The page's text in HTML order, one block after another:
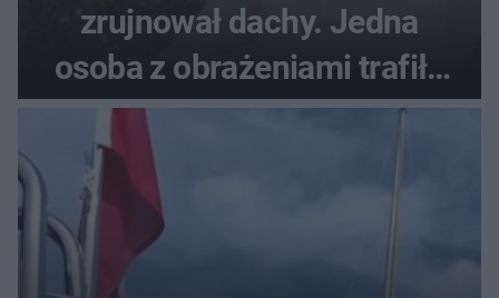
zrujnował dachy. Jedna
osoba z obrażeniami trafiła
do szpitala